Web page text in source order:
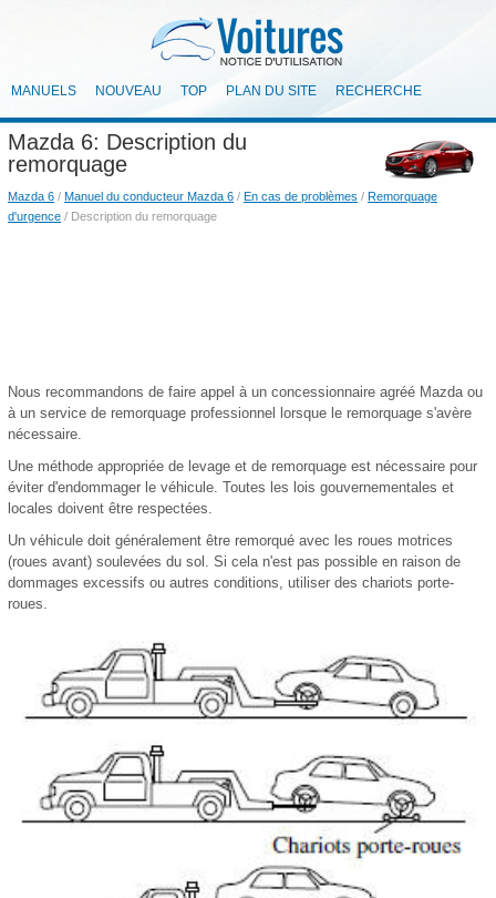
MANUELS NOUVEAU TOP PLAN DU SITE RECHERCHE
Mazda 6: Description du
remorquage
Mazda 6 / Manuel du conducteur Mazda 6 / En cas de problèmes / Remorquage
d'urgence / Description du remorquage
Nous recommandons de faire appel à un concessionnaire agréé Mazda ou
à un service de remorquage professionnel lorsque le remorquage s'avère
nécessaire.
Une méthode appropriée de levage et de remorquage est nécessaire pour
éviter d'endommager le véhicule. Toutes les lois gouvernementales et
locales doivent être respectées.
Un véhicule doit généralement être remorqué avec les roues motrices
(roues avant) soulevées du sol. Si cela n'est pas possible en raison de
dommages excessifs ou autres conditions, utiliser des chariots porte-
roues.